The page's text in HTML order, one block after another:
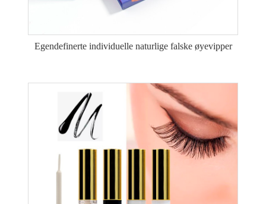
Egendefinerte individuelle naturlige falske øyevipper